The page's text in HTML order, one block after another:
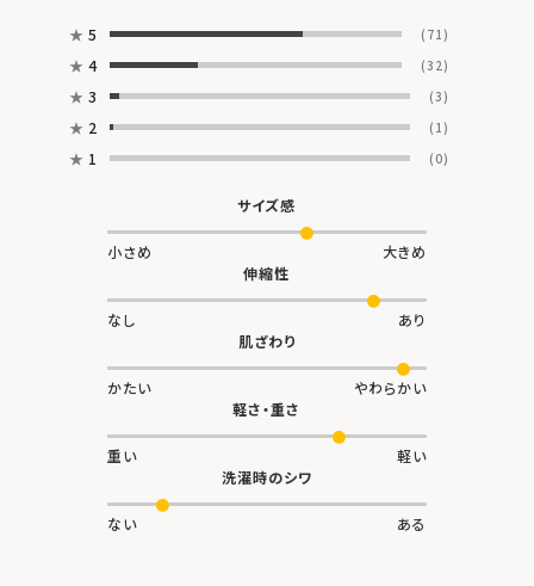
★ 5 (71)
★ 4 (32)
★ 3 (3)
★ 2 (1)
★ 1 (0)
サイズ感
小さめ
大きめ
伸縮性
なし
あり
肌ざわり
かたい
やわらかい
軽さ・重さ
重い
軽い
洗濯時のシワ
ない ある